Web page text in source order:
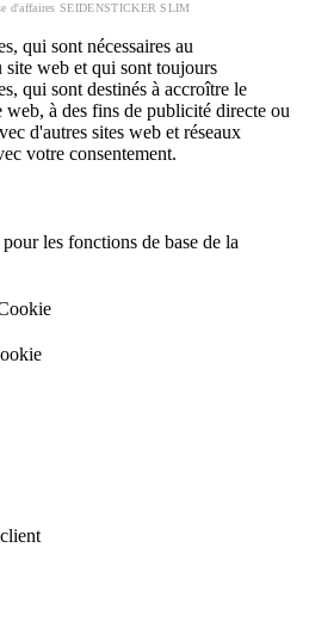
d'affaires SEIDENSTICKER SLIM
qui sont nécessaires au
web et qui sont toujours
qui sont destinés à accroître le
à des fins de publicité directe ou
d'autres sites web et réseaux
votre consentement.
les fonctions de base de la